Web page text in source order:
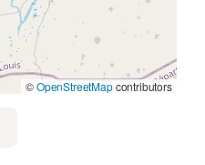
©OpenStreetMapcontributors